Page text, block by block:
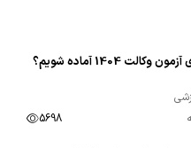
1404 آماده شویم؟
5698